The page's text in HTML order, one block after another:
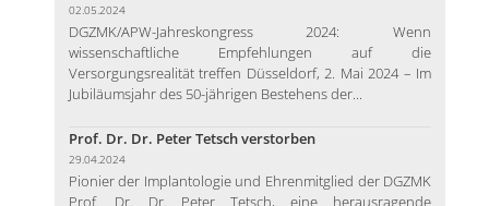
02.05.2024
DGZMK/APW-Jahreskongress 2024: Wenn
wissenschaftliche Empfehlungen auf die
Versorgungsrealität treffen Düsseldorf, 2. Mai 2024 – Im
Jubiläumsjahr des 50-jährigen Bestehens der...
Prof. Dr. Dr. Peter Tetsch verstorben
29.04.2024
Pionier der Implantologie und Ehrenmitglied der DGZMK
Prof. Dr. Dr. Peter Tetsch, eine herausragende